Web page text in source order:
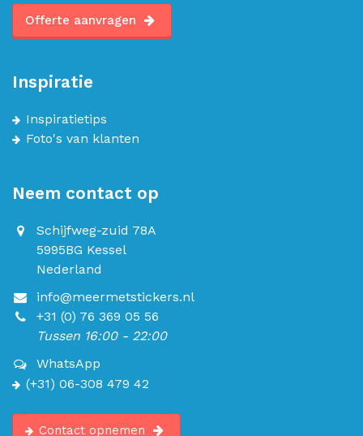
Offerte aanvragen
Inspiratie
Inspiratietips
Foto's van klanten
Neem contact op
Schijfweg-zuid 78A
5995BG Kessel
Nederland
info@meermetstickers.nl
+31 (0) 76 369 05 56
Tussen 16:00 - 22:00
WhatsApp
(+31) 06-308 479 42
Contact opnemen